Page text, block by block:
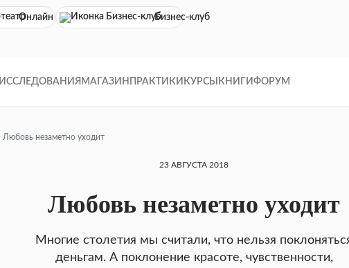
Онлайн кинотеатр
Бизнес-клуб
ИССЛЕДОВАНИЯ МАГАЗИН ПРАКТИКИ КУРСЫ КНИГИ ФОРУМ
Любовь незаметно уходит
23 АВГУСТА 2018
Любовь незаметно уходит
Многие столетия мы считали, что нельзя
деньгам. А поклонение красоте, чувствен­ности,